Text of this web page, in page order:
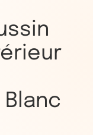
Blanc